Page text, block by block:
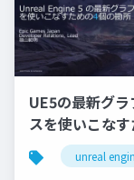
UE5の最新グラ
スを使いこなす
個の勘所unreal